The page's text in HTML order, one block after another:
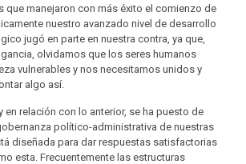
que manejaron con más éxito el comienzo de
nuestro avanzado nivel de desarrollo
jugó en parte en nuestra contra, ya que,
olvidamos que los seres humanos
vulnerables y nos necesitamos unidos y
algo así.
en relación con lo anterior, se ha puesto de
político-administrativa de nuestras
diseñada para dar respuestas satisfactorias
esta. Frecuentemente las estructuras